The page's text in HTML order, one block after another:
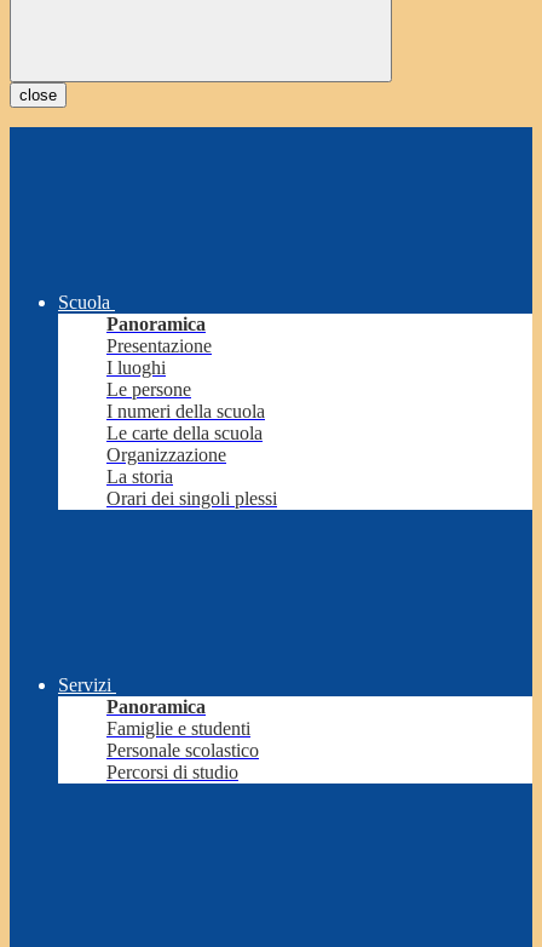
close
Scuola
Panoramica
Presentazione
I luoghi
Le persone
I numeri della scuola
Le carte della scuola
Organizzazione
La storia
Orari dei singoli plessi
Servizi
Panoramica
Famiglie e studenti
Personale scolastico
Percorsi di studio